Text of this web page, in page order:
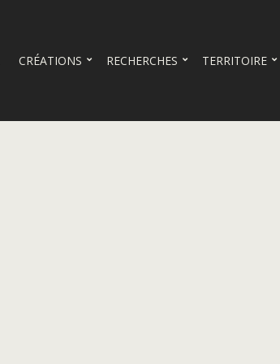
CRÉATIONS RECHERCHES TERRITOIRE